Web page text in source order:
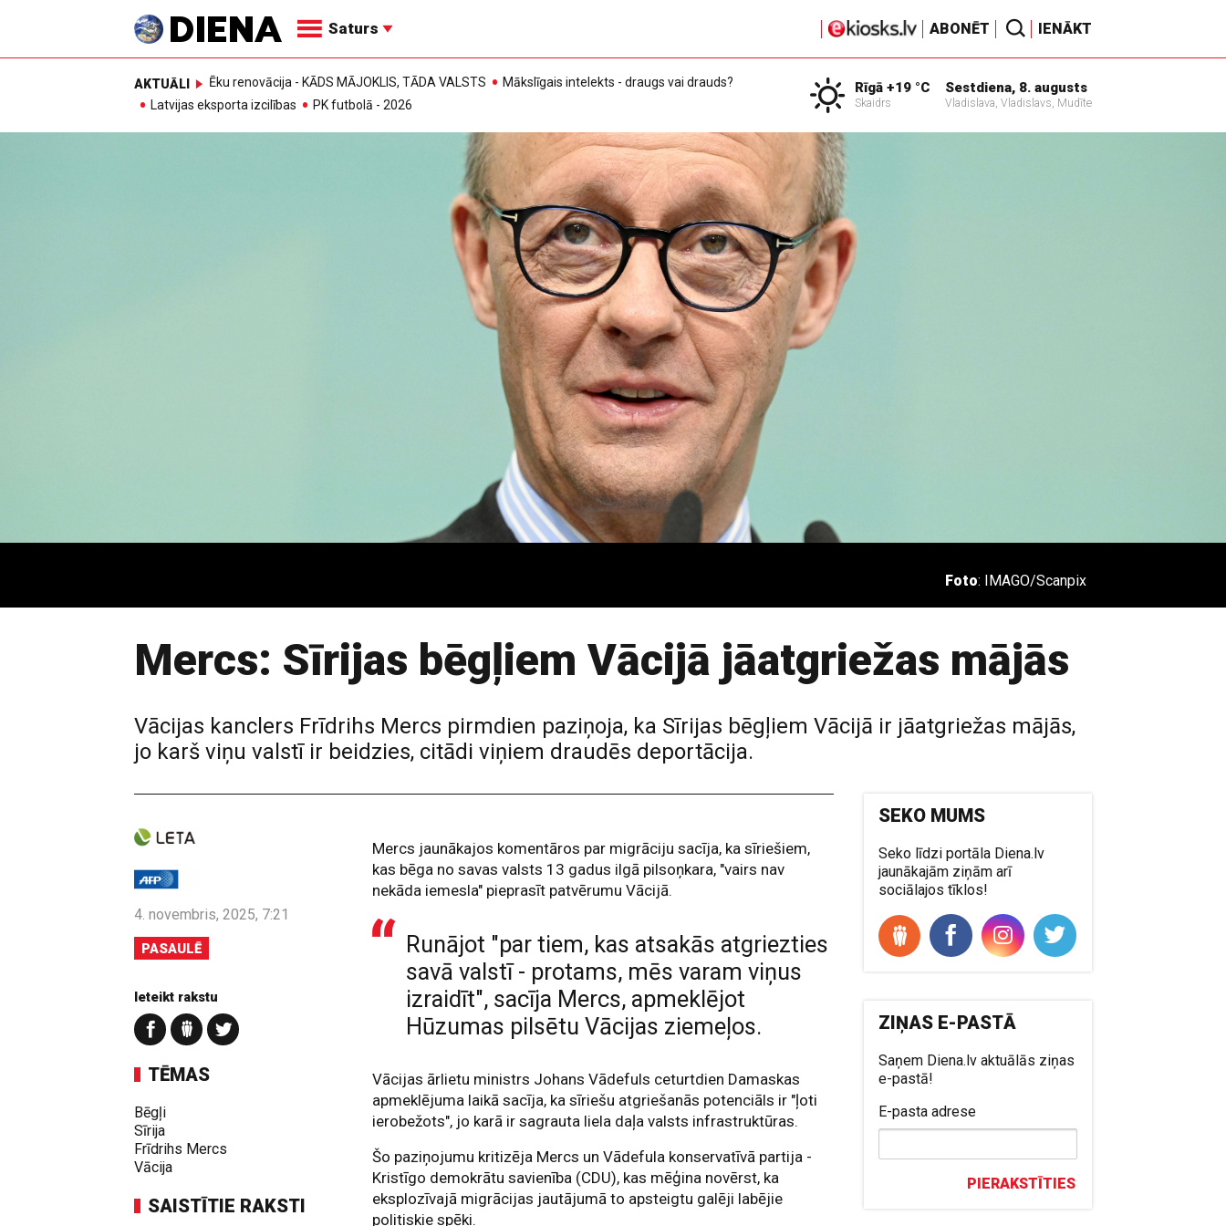
Saturs ABONĒT IENĀKT
AKTUĀLI Ēku renovācija - KĀDS MĀJOKLIS, TĀDA VALSTS
Mākslīgais intelekts - draugs vai drauds?
Latvijas eksporta izcilības
PK futbolā - 2026
Rīgā +19 °C
Skaidrs
Sestdiena, 8. augusts
Vladislava, Vladislavs, Mudīte
Foto: IMAGO/Scanpix
Mercs: Sīrijas bēgļiem Vācijā jāatgriežas mājās
Vācijas kanclers Frīdrihs Mercs pirmdien paziņoja, ka Sīrijas bēgļiem Vācijā ir jāatgriežas mājās,
jo karš viņu valstī ir beidzies, citādi viņiem draudēs deportācija.
4. novembris, 2025, 7:21
PASAULĒ
Ieteikt rakstu
TĒMAS
Bēgļi
Sīrija
Frīdrihs Mercs
Vācija
SAISTĪTIE RAKSTI
Mercs jaunākajos komentāros par migrāciju sacīja, ka sīriešiem,
kas bēga no savas valsts 13 gadus ilgā pilsoņkara, "vairs nav
nekāda iemesla" pieprasīt patvērumu Vācijā.
Runājot "par tiem, kas atsakās atgriezties
savā valstī - protams, mēs varam viņus
izraidīt", sacīja Mercs, apmeklējot
Hūzumas pilsētu Vācijas ziemeļos.
Vācijas ārlietu ministrs Johans Vādefuls ceturtdien Damaskas
apmeklējuma laikā sacīja, ka sīriešu atgriešanās potenciāls ir "ļoti
ierobežots", jo karā ir sagrauta liela daļa valsts infrastruktūras.
Šo paziņojumu kritizēja Mercs un Vādefula konservatīvā partija -
Kristīgo demokrātu savienība (CDU), kas mēģina novērst, ka
eksplozīvajā migrācijas jautājumā to apsteigtu galēji labējie
politiskie spēki.
SEKO MUMS
Seko līdzi portāla Diena.lv
jaunākajām ziņām arī
sociālajos tīklos!
ZIŅAS E-PASTĀ
Saņem Diena.lv aktuālās ziņas
e-pastā!
E-pasta adrese
PIERAKSTĪTIES